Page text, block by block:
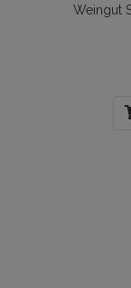
Weingut